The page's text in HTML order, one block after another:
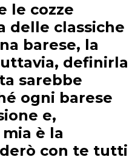
le cozze
delle classiche
barese, la
definirla
sarebbe
ogni barese
e,
è la
con te tutti